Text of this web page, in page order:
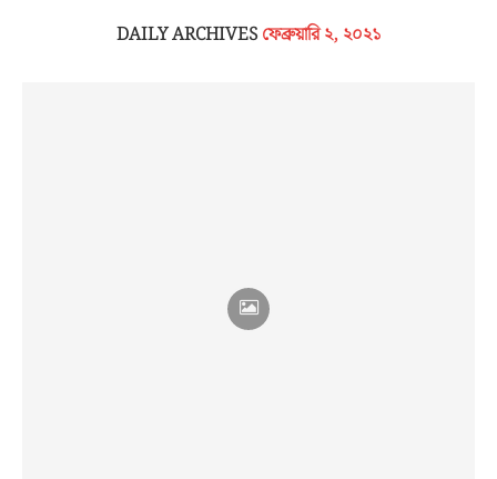
DAILY ARCHIVES ফেব্রুয়ারি ২, ২০২১